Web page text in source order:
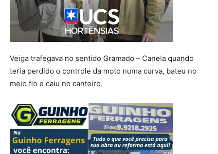
Veiga trafegava no sentido Gramado – Canela quando
teria perdido o controle da moto numa curva, bateu no
meio fio e caiu no canteiro.